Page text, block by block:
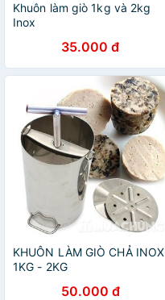
Khuôn làm giò 1kg và 2kg
Inox
35.000 đ
KHUÔN LÀM GIÒ CHẢ INOX
1KG - 2KG
50.000 đ